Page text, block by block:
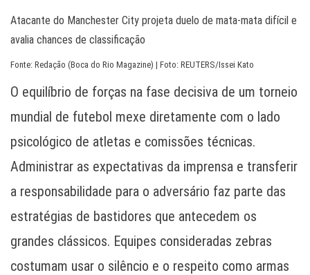
Atacante do Manchester City projeta duelo de mata-mata difícil e
avalia chances de classificação
Fonte: Redação (Boca do Rio Magazine) | Foto: REUTERS/Issei Kato
O equilíbrio de forças na fase decisiva de um torneio
mundial de futebol mexe diretamente com o lado
psicológico de atletas e comissões técnicas.
Administrar as expectativas da imprensa e transferir
a responsabilidade para o adversário faz parte das
estratégias de bastidores que antecedem os
grandes clássicos. Equipes consideradas zebras
costumam usar o silêncio e o respeito como armas